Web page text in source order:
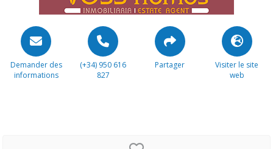
Demander des
informations
(+34) 950 616
827
Partager
Visiter le site
web